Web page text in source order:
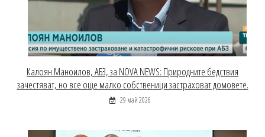
Калоян Маноилов, АБЗ, за NOVA NEWS: Природните бедствия
зачестяват, но все още малко собственици застраховат домовете.
29 май 2026